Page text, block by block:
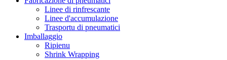
Linee di rinfrescante
Linee d'accumulazione
Trasportu di pneumatici
Imballaggio
Ripienu
Shrink Wrapping